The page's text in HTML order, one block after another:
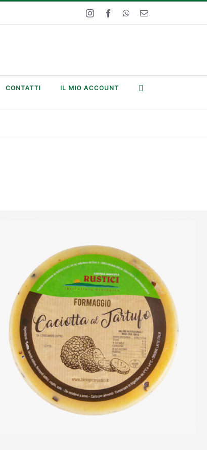
InstagramFacebookWhatsApp
Email
CONTATTI IL MIO ACCOUNT
ANTEPRIMA RAPIDA